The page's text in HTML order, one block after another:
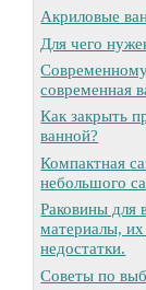
Акриловые
Для чего
современная
Как закрыть
ванной?
Компактная
небольшого
Раковины для
материалы,
недостатки.
Советы по